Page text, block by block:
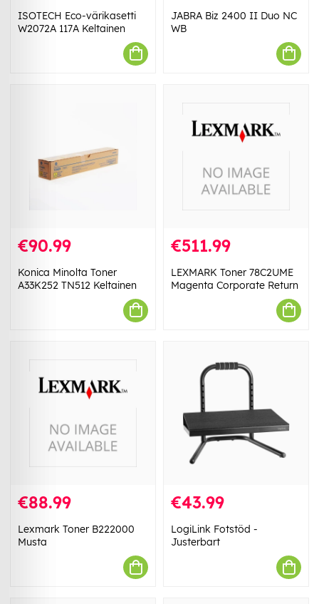
ISOTECH Eco-värikasetti
W2072A 117A Keltainen
JABRA Biz 2400 II Duo NC
WB
€90.99
Konica Minolta Toner
A33K252 TN512 Keltainen
€511.99
LEXMARK Toner 78C2UME
Magenta Corporate Return
€88.99
Lexmark Toner B222000
Musta
€43.99
LogiLink Fotstöd -
Justerbart